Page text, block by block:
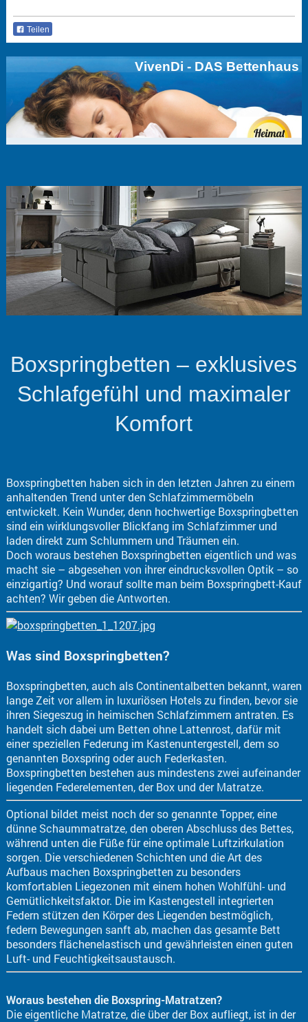
Teilen
VivenDi - DAS Bettenhaus
Boxspringbetten – exklusives
Schlafgefühl und maximaler
Komfort
Boxspringbetten haben sich in den letzten Jahren zu einem
anhaltenden Trend unter den Schlafzimmermöbeln
entwickelt. Kein Wunder, denn hochwertige Boxspringbetten
sind ein wirklungsvoller Blickfang im Schlafzimmer und
laden direkt zum Schlummern und Träumen ein.
Doch woraus bestehen Boxspringbetten eigentlich und was
macht sie – abgesehen von ihrer eindrucksvollen Optik – so
einzigartig? Und worauf sollte man beim Boxspringbett-Kauf
achten? Wir geben die Antworten.
Was sind Boxspringbetten?
Boxspringbetten, auch als Continentalbetten bekannt, waren
lange Zeit vor allem in luxuriösen Hotels zu finden, bevor sie
ihren Siegeszug in heimischen Schlafzimmern antraten. Es
handelt sich dabei um Betten ohne Lattenrost, dafür mit
einer speziellen Federung im Kastenuntergestell, dem so
genannten Boxspring oder auch Federkasten.
Boxspringbetten bestehen aus mindestens zwei aufeinander
liegenden Federelementen, der Box und der Matratze.
Optional bildet meist noch der so genannte Topper, eine
dünne Schaummatratze, den oberen Abschluss des Bettes,
während unten die Füße für eine optimale Luftzirkulation
sorgen. Die verschiedenen Schichten und die Art des
Aufbaus machen Boxspringbetten zu besonders
komfortablen Liegezonen mit einem hohen Wohlfühl- und
Gemütlichkeitsfaktor. Die im Kastengestell integrierten
Federn stützen den Körper des Liegenden bestmöglich,
federn Bewegungen sanft ab, machen das gesamte Bett
besonders flächenelastisch und gewährleisten einen guten
Luft- und Feuchtigkeitsaustausch.
Woraus bestehen die Boxspring-Matratzen?
Die eigentliche Matratze, die über der Box aufliegt, ist in der